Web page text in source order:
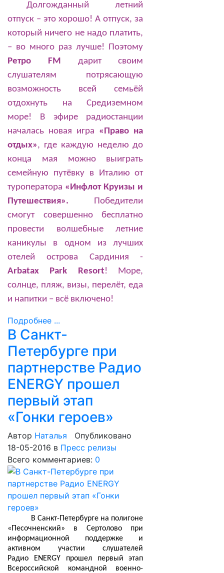
Долгожданный летний
отпуск – это хорошо! А отпуск, за
который ничего не надо платить,
– во много раз лучше! Поэтому
Ретро FM дарит своим
слушателям потрясающую
возможность всей семьёй
отдохнуть на Средиземном
море! В эфире радиостанции
началась новая игра «Право на
отдых», где каждую неделю до
конца мая можно выиграть
семейную путёвку в Италию от
туроператора «Инфлот Круизы и
Путешествия». Победители
смогут совершенно бесплатно
провести волшебные летние
каникулы в одном из лучших
отелей острова Сардиния -
Arbatax Park Resort! Море,
солнце, пляж, визы, перелёт, еда
и напитки – всё включено!
Подробнее ...
В Санкт-
Петербурге при
партнерстве Радио
ENERGY прошел
первый этап
«Гонки героев»
Автор Наталья
Опубликовано
18-05-2016 в Пресс релизы
Всего комментариев: 0
В Санкт-Петербурге на полигоне
«Песочненский» в Сертолово при
информационной поддержке и
активном участии слушателей
Радио
ENERGY прошел первый этап
Всероссийской командной военно-